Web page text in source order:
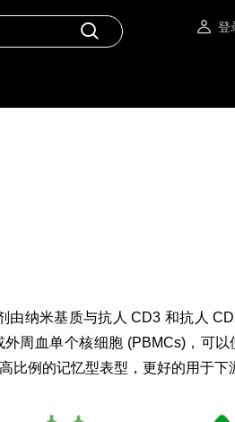
登
由纳米基质与抗人 CD3 和抗人
周血单个核细胞 (PBMCs)，可
比例的记忆型表型，更好的用于下